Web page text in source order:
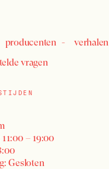
producenten
verhalen
vragen
– 19:00
Gesloten